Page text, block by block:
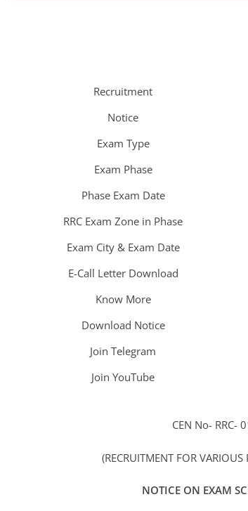
Recruitment
Notice
Exam Type
Exam Phase
Phase Exam Date
RRC Exam Zone in Phase
Exam City & Exam Date
E-Call Letter Download
Know More
Download Notice
Join Telegram
Join YouTube
CEN No- RRC-
(RECRUITMENT FOR
NOTICE ON EXAM